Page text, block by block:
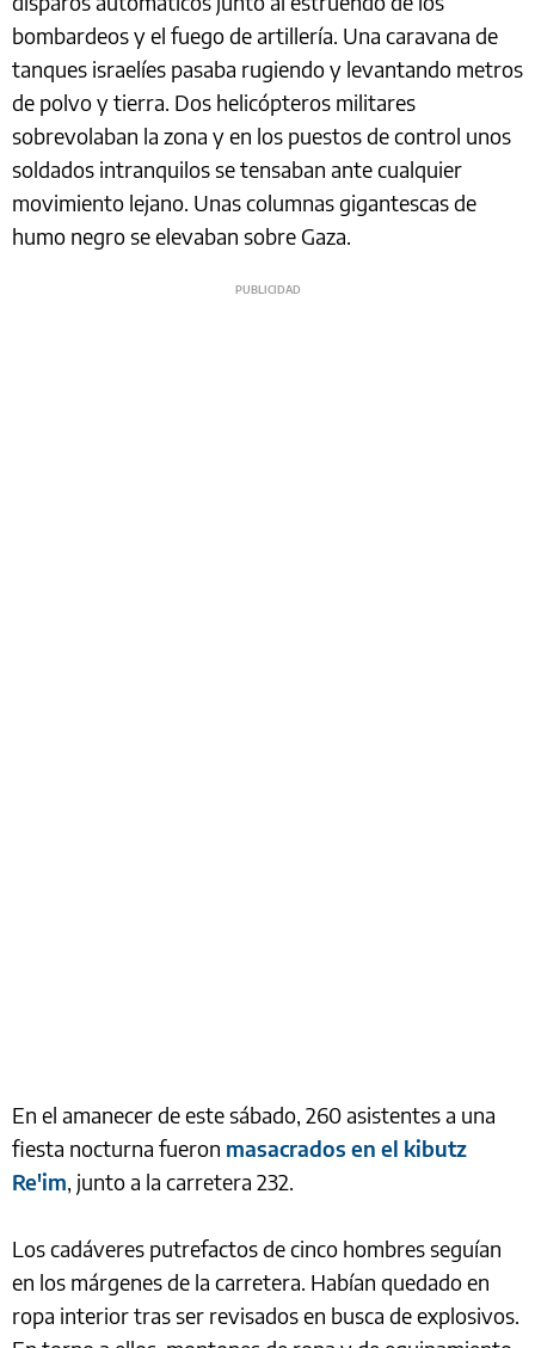
bombardeos y el fuego de artillería. Una caravana de
tanques israelíes pasaba rugiendo y levantando metros
de polvo y tierra. Dos helicópteros militares
sobrevolaban la zona y en los puestos de control unos
soldados intranquilos se tensaban ante cualquier
movimiento lejano. Unas columnas gigantescas de
humo negro se elevaban sobre Gaza.
En el amanecer de este sábado, 260 asistentes a una
fiesta nocturna fueron masacrados en el kibutz
Re'im, junto a la carretera 232.
Los cadáveres putrefactos de cinco hombres seguían
en los márgenes de la carretera. Habían quedado en
ropa interior tras ser revisados en busca de explosivos.